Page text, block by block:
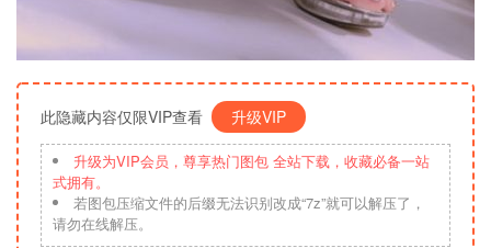
此隐藏内容仅限VIP查看 升级VIP
升级为VIP会员，尊享热门图包 全站下载，收藏必备一站
式拥有。
若图包压缩文件的后缀无法识别改成“7z”就可以解压了，
请勿在线解压。